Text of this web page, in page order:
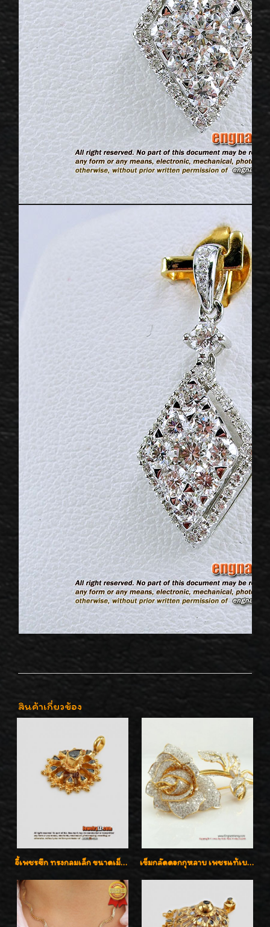
สินค้าเกี่ยวข้อง
จี้เพชรซีก ทรงกลมเล็ก ขนาดเม็ดกระดุม สวยๆ เข็มกลัดดอกกุหลาบ เพชรแท้เบลเยี่ยมคัต งานปราณีตค่ะ